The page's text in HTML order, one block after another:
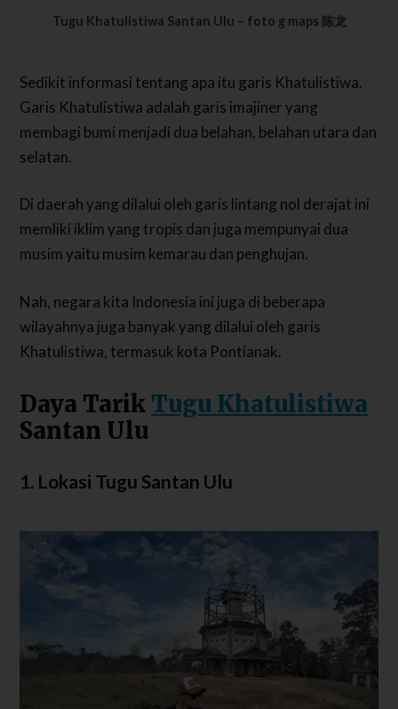
Tugu Khatulistiwa Santan Ulu – foto g maps 陈龙
Sedikit informasi tentang apa itu garis Khatulistiwa.
Garis Khatulistiwa adalah garis imajiner yang
membagi bumi menjadi dua belahan, belahan utara dan
selatan.
Di daerah yang dilalui oleh garis lintang nol derajat ini
memliki iklim yang tropis dan juga mempunyai dua
musim yaitu musim kemarau dan penghujan.
Nah, negara kita Indonesia ini juga di beberapa
wilayahnya juga banyak yang dilalui oleh garis
Khatulistiwa, termasuk kota Pontianak.
Daya Tarik Tugu Khatulistiwa
Santan Ulu
1. Lokasi Tugu Santan Ulu